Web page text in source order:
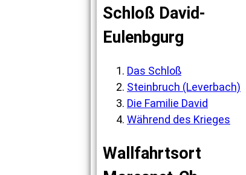
Schloß David-
Eulenbgurg
Das Schloß
Steinbruch (Leverbach)
Die Familie David
Während des Krieges
Wallfahrtsort